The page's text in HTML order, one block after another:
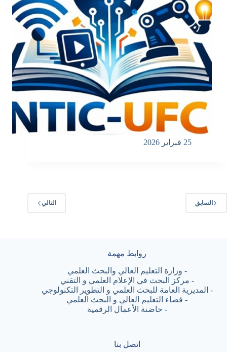
25 فبراير 2026
السابق التالي
روابط مهمة
- وزارة التعليم العالي والبحث العلمي
- مركز البحث في الإعلام العلمي و التقني
- المديرية العامة للبحث العلمي و التطوير التكنولوجي
- فضاء التعليم العالي و البحث العلمي
- حاضنة الأعمال الرقمية
اتصل بنا